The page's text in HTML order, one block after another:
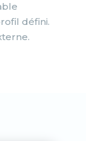
défini.